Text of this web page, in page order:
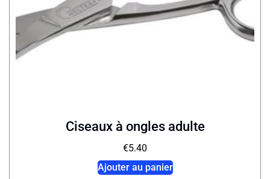
Ciseaux à ongles adulte
€5.40
Ajouter au panier